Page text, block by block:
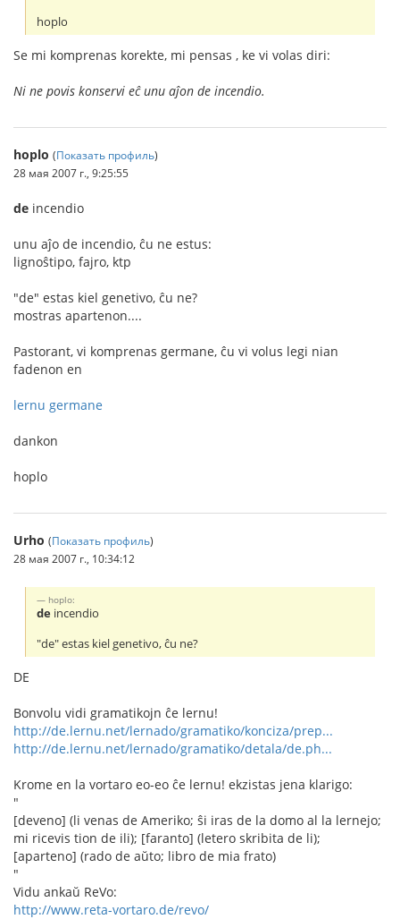
hoplo
Se mi komprenas korekte, mi pensas , ke vi volas diri:
Ni ne povis konservi eĉ unu aĵon de incendio.
hoplo (Показать профиль)
28 мая 2007 г., 9:25:55
de incendio
unu aĵo de incendio, ĉu ne estus:
lignoŝtipo, fajro, ktp
"de" estas kiel genetivo, ĉu ne?
mostras apartenon....
Pastorant, vi komprenas germane, ĉu vi volus legi nian
fadenon en
lernu germane
dankon
hoplo
Urho (Показать профиль)
28 мая 2007 г., 10:34:12
hoplo:
de incendio
"de" estas kiel genetivo, ĉu ne?
DE
Bonvolu vidi gramatikojn ĉe lernu!
http://de.lernu.net/lernado/gramatiko/konciza/prep...
http://de.lernu.net/lernado/gramatiko/detala/de.ph...
Krome en la vortaro eo-eo ĉe lernu! ekzistas jena klarigo:
"
[deveno] (li venas de Ameriko; ŝi iras de la domo al la lernejo;
mi ricevis tion de ili); [faranto] (letero skribita de li);
[aparteno] (rado de aŭto; libro de mia frato)
"
Vidu ankaŭ ReVo:
http://www.reta-vortaro.de/revo/